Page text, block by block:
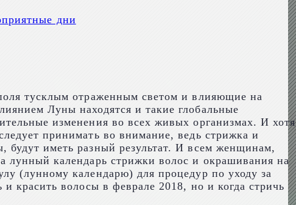
дни
тусклым отраженным светом и влияющие на
Луны находятся и такие глобальные
изменения во всех живых организмах. И хотя
принимать во внимание, ведь стрижка и
иметь разный результат. И всем женщинам,
лунный календарь стрижки волос и окрашивания на
(лунному календарю) для процедур по уходу за
красить волосы в феврале 2018, но и когда стричь